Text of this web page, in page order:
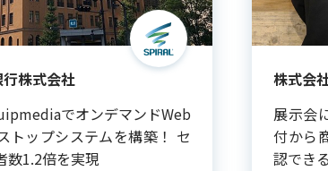
株式会社
でオンデマンドWeb
トップシステムを構築！ セ
数1.2倍を実現
株式会
展示会
付から
認でき